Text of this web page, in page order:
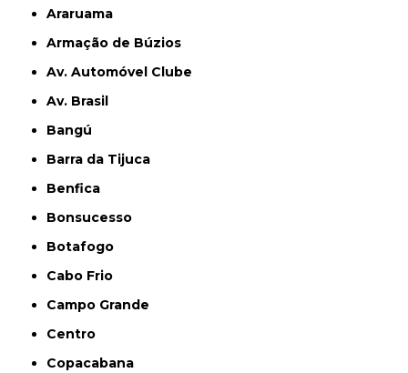
Araruama
Armação de Búzios
Av. Automóvel Clube
Av. Brasil
Bangú
Barra da Tijuca
Benfica
Bonsucesso
Botafogo
Cabo Frio
Campo Grande
Centro
Copacabana